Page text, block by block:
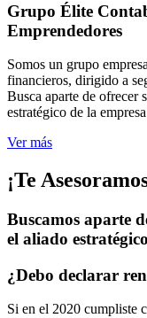
Grupo Élite
Emprendedores
Somos un grupo
financieros, dirigido a
Busca aparte de ofrecer
estratégico de la
Ver más
¡Te
Buscamos aparte
el aliado
¿Debo declarar
Si en el 2020 cumpliste